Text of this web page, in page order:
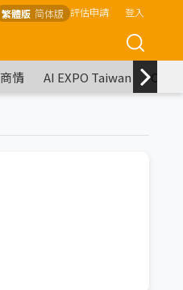
繁體版 简体版 評估申請 登入
商情 AI EXPO Taiwan